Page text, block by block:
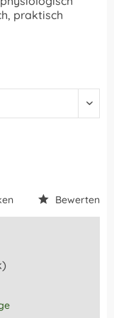
praktisch
Bewerten